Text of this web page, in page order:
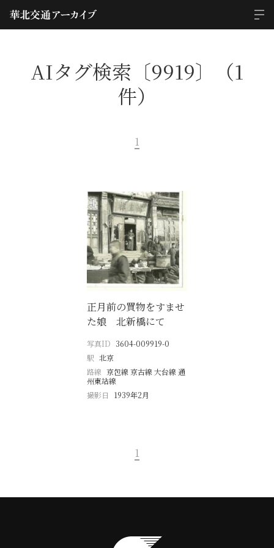
AIタグ検索〔9919〕（1
件）
1
正月前の買物をすませ
た娘 北新橋にて
写真ID 3604-009919-0
駅 北京
路線 京包線 京古線 大台線 通
州東站線
撮影日
1939年2月
1